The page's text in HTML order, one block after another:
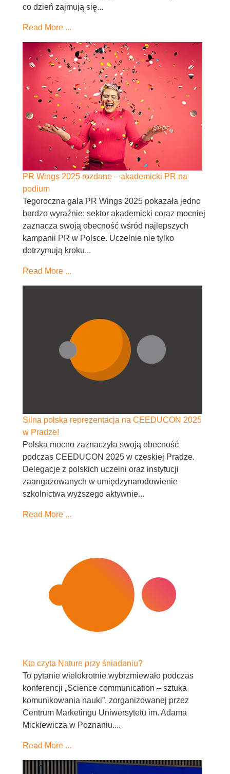
co dzień zajmują się...
Read More ...
PR Wings 2025 rozdane – akademicki PR na
podium
Tegoroczna gala PR Wings 2025 pokazała jedno
bardzo wyraźnie: sektor akademicki coraz mocniej
zaznacza swoją obecność wśród najlepszych
kampanii PR w Polsce. Uczelnie nie tylko
dotrzymują kroku...
Read More ...
Silna polska reprezentacja na CEEDUCON 2025
w Pradze!
Polska mocno zaznaczyła swoją obecność
podczas CEEDUCON 2025 w czeskiej Pradze.
Delegacje z polskich uczelni oraz instytucji
zaangażowanych w umiędzynarodowienie
szkolnictwa wyższego aktywnie...
Read More ...
Kto czyta Nature przy śniadaniu?
To pytanie wielokrotnie wybrzmiewało podczas
konferencji „Science communication – sztuka
komunikowania nauki”, zorganizowanej przez
Centrum Marketingu Uniwersytetu im. Adama
Mickiewicza w Poznaniu....
Read More ...